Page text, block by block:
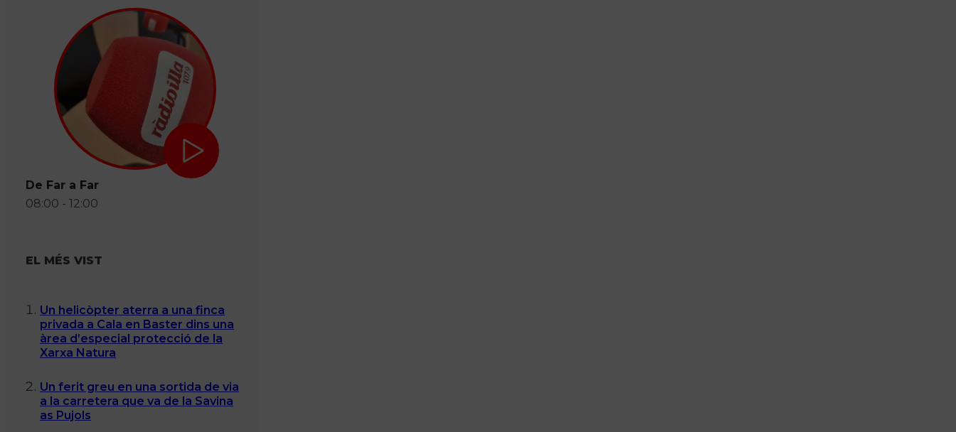
De Far a Far
08:00 - 12:00
EL MÉS VIST
Un helicòpter aterra a una finca
privada a Cala en Baster dins una
àrea d’especial protecció de la
Xarxa Natura
Un ferit greu en una sortida de via
a la carretera que va de la Savina
as Pujols